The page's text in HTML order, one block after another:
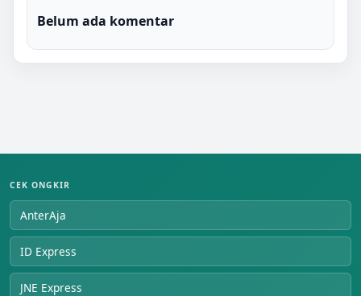
Belum ada komentar
CEK ONGKIR
AnterAja
ID Express
JNE Express